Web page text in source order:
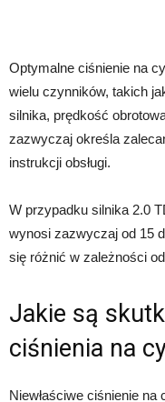
Optymalne ciśnienie na
wielu czynników, takich
silnika, prędkość
zazwyczaj określa
instrukcji obsługi.
W przypadku silnika 2.0
wynosi zazwyczaj od 15
się różnić w zależności
Jakie są
ciśnienia na
Niewłaściwe ciśnienie